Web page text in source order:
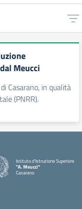
Meucci
Casarano, in qualità
(PNRR).
Istituto d'Istruzione Superiore
"A. Meucci"
Casarano